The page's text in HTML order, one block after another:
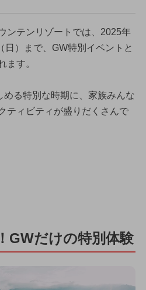
ンテンリゾートでは、2025年
）まで、GW特別イベントと
ます。
る特別な時期に、家族みんな
ティビティが盛りだくさんで
GWだけの特別体験